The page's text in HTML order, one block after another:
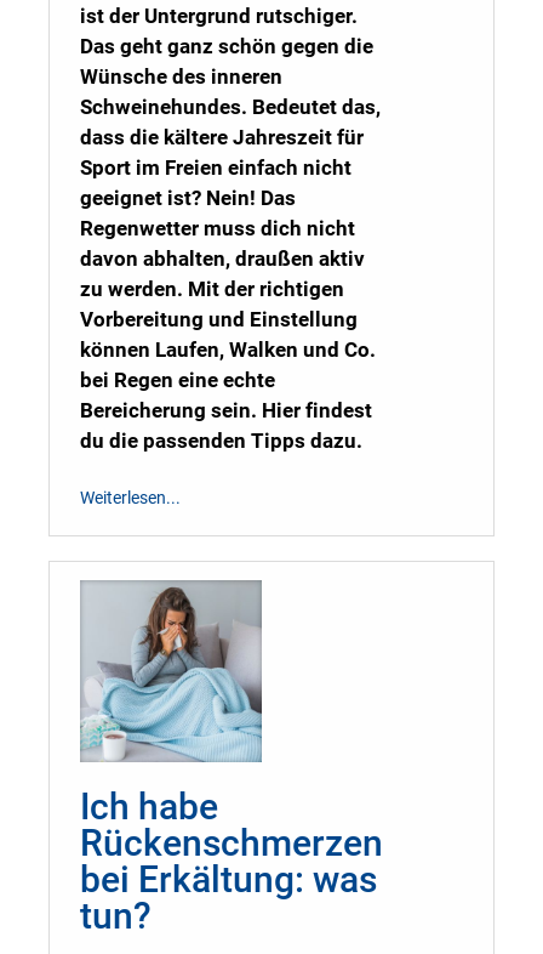
ist der Untergrund rutschiger.
Das geht ganz schön gegen die
Wünsche des inneren
Schweinehundes. Bedeutet das,
dass die kältere Jahreszeit für
Sport im Freien einfach nicht
geeignet ist? Nein! Das
Regenwetter muss dich nicht
davon abhalten, draußen aktiv
zu werden. Mit der richtigen
Vorbereitung und Einstellung
können Laufen, Walken und Co.
bei Regen eine echte
Bereicherung sein. Hier findest
du die passenden Tipps dazu.
Weiterlesen...
Ich habe
Rückenschmerzen
bei Erkältung: was
tun?